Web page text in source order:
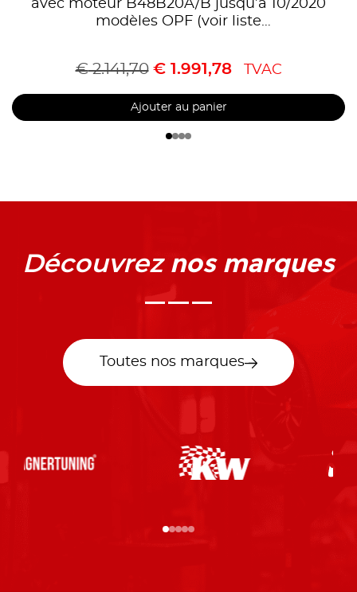
avec moteur B48B20A/B jusqu’à 10/2020
modèles OPF (voir liste
€2.141,70 €1.991,78 TVAC
Ajouter au panier
Découvrez nos marques
Toutes nos marques